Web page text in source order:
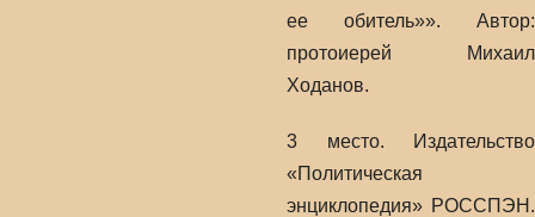
ее обитель»». Автор:
протоиерей Михаил
Ходанов.
3 место. Издательство
«Политическая
энциклопедия» РОССПЭН.